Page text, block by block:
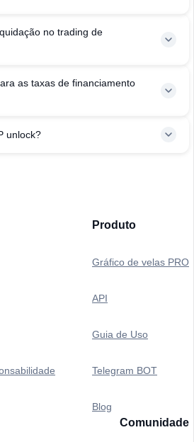
no trading de
as taxas de financiamento
unlock?
Produto
Gráfico de velas PRO
API
Guia de Uso
Telegram BOT
Blog
Comunidade